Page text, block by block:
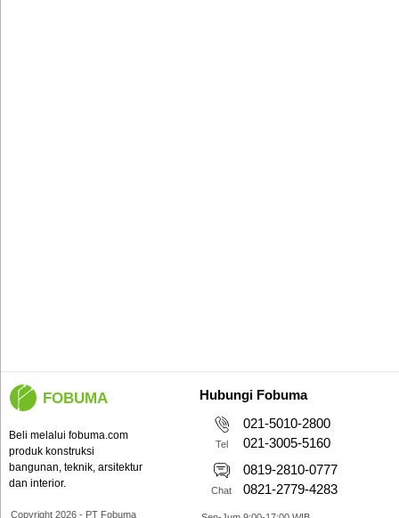
FOBUMA
Beli melalui fobuma.com
produk konstruksi
bangunan, teknik, arsitektur
dan interior.
Copyright 2026 - PT Fobuma
Hubungi Fobuma
Tel
021-5010-2800
021-3005-5160
Chat
0819-2810-0777
0821-2779-4283